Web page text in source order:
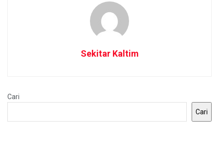
Sekitar Kaltim
Cari
Cari